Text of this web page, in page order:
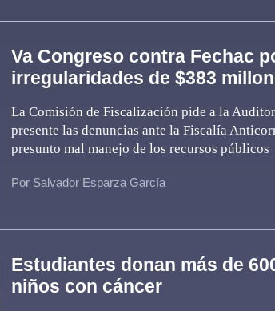
Va Congreso contra Fechac
irregularidades de $383
La Comisión de Fiscalización pide a la
presente las denuncias ante la Fiscalía
presunto mal manejo de los recursos públicos
Por Salvador Esparza García
Estudiantes donan más de
niños con cáncer